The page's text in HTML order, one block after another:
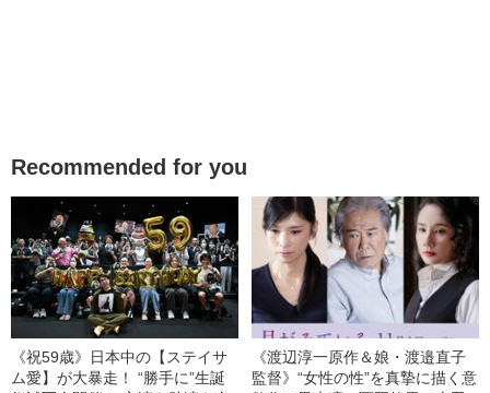
Recommended for you
《祝59歳》日本中の【ステイサ
ム愛】が大暴走！ “勝手に”生誕
《渡辺淳一原作＆娘・渡邉直子
監督》“女性の性”を真摯に描く意